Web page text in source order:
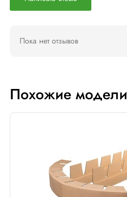
Пока нет отзывов
Похожие модели